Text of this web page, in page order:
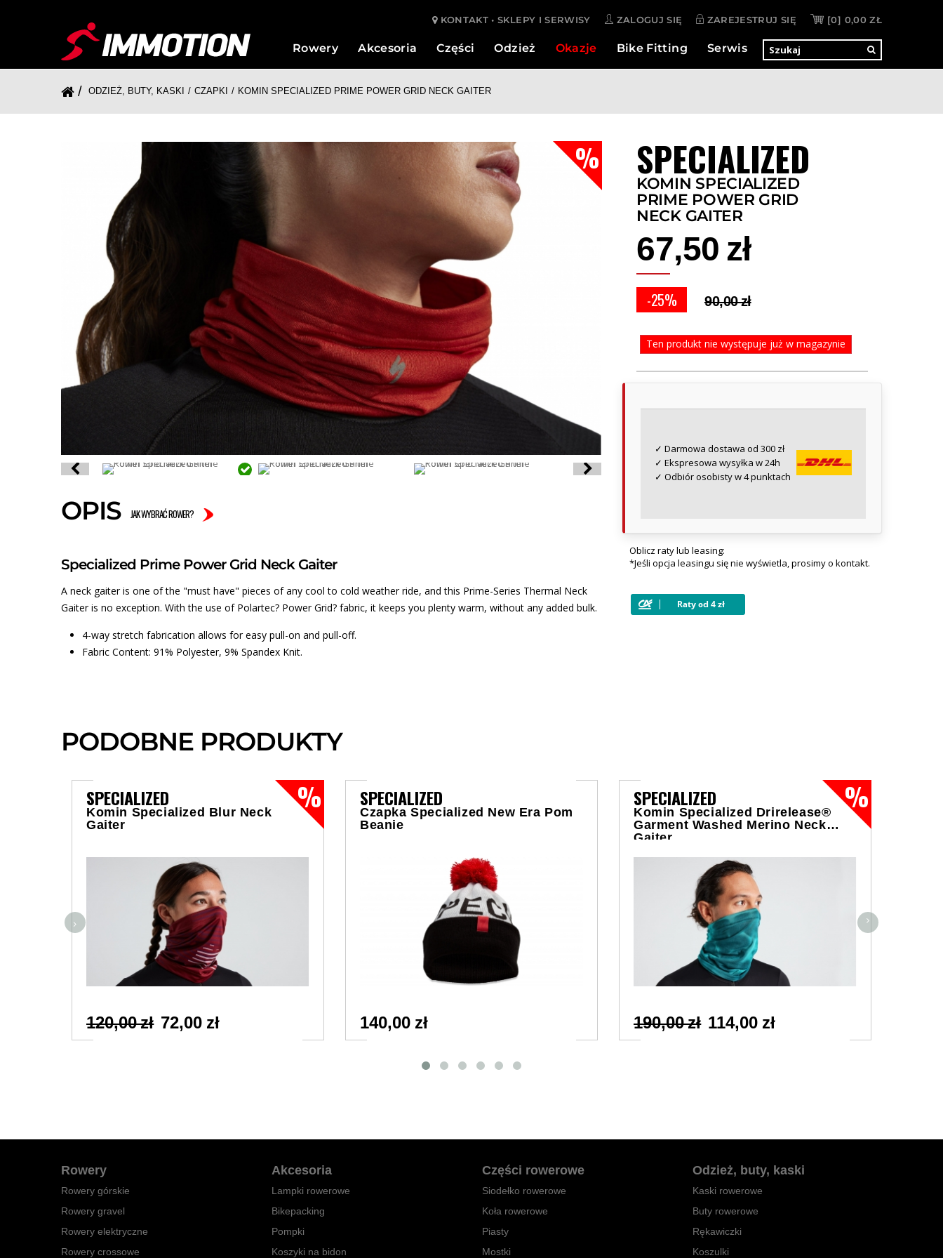
KONTAKT • SKLEPY I SERWISY ZALOGUJ SIĘ ZAREJESTRUJ SIĘ [0] 0,00 ZŁ
Rowery Akcesoria Części Odzież Okazje Bike Fitting Serwis
ODZIEŻ, BUTY, KASKI CZAPKI KOMIN SPECIALIZED PRIME POWER GRID NECK GAITER
OPIS JAK WYBRAĆ ROWER?
Specialized Prime Power Grid Neck Gaiter
A neck gaiter is one of the "must have" pieces of any cool to cold weather ride, and this Prime-Series Thermal Neck
Gaiter is no exception. With the use of Polartec? Power Grid? fabric, it keeps you plenty warm, without any added bulk.
4-way stretch fabrication allows for easy pull-on and pull-off.
Fabric Content: 91% Polyester, 9% Spandex Knit.
SPECIALIZED
KOMIN SPECIALIZED
PRIME POWER GRID
NECK GAITER
67,50 zł
-25% 90,00 zł
Ten produkt nie występuje już w magazynie
✓ Darmowa dostawa od 300 zł
✓ Ekspresowa wysyłka w 24h
✓ Odbiór osobisty w 4 punktach
Oblicz raty lub leasing:
*Jeśli opcja leasingu się nie wyświetla, prosimy o kontakt.
PODOBNE PRODUKTY
SPECIALIZED
Komin Specialized Blur Neck
Gaiter
120,00 zł 72,00 zł
SPECIALIZED
Czapka Specialized New Era Pom
Beanie
140,00 zł
SPECIALIZED
Komin Specialized Drirelease®
Garment Washed Merino Neck
Gaiter
190,00 zł 114,00 zł
Rowery
Rowery górskie
Rowery gravel
Rowery elektryczne
Rowery crossowe
Akcesoria
Lampki rowerowe
Bikepacking
Pompki
Koszyki na bidon
Części rowerowe
Siodełko rowerowe
Koła rowerowe
Piasty
Mostki
Odzież, buty, kaski
Kaski rowerowe
Buty rowerowe
Rękawiczki
Koszulki